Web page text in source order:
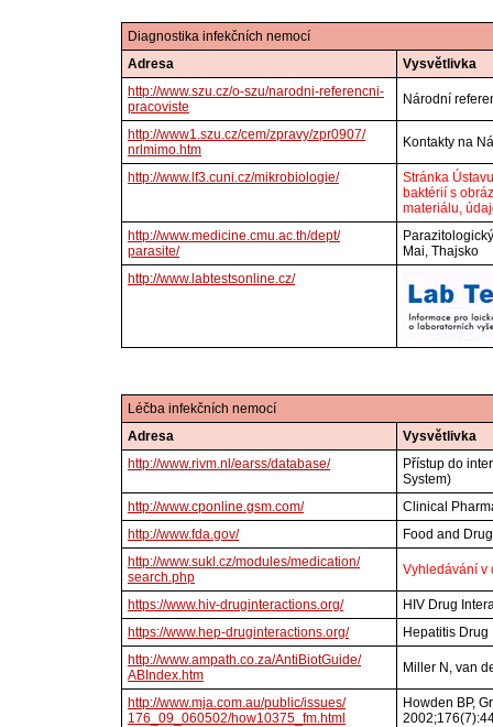
Diagnostika infekčních nemocí
Adresa
Vysvětlivka
http://www.szu.cz/o-szu/narodni-referencni-
pracoviste
Národní
http://www1.szu.cz/cem/zpravy/zpr0907/
nrlmimo.htm
Kontakty na
http://www.lf3.cuni.cz/mikrobiologie/
Stránka
baktérií s
materiálu,
http://www.medicine.cmu.ac.th/dept/
parasite/
Mai, Thajsko
http://www.labtestsonline.cz/
Léčba infekčních nemocí
Adresa
Vysvětlivka
http://www.rivm.nl/earss/database/
Přístup do
System)
http://www.cponline.gsm.com/
Clinical
http://www.fda.gov/
Food and
http://www.sukl.cz/modules/medication/
search.php
Vyhledávání v
https://www.hiv-druginteractions.org/
HIV Drug
https://www.hep-druginteractions.org/
Hepatitis
http://www.ampath.co.za/AntiBiotGuide/
ABIndex.htm
Miller N, van
http://www.mja.com.au/public/issues/
176_09_060502/how10375_fm.html
Howden BP,